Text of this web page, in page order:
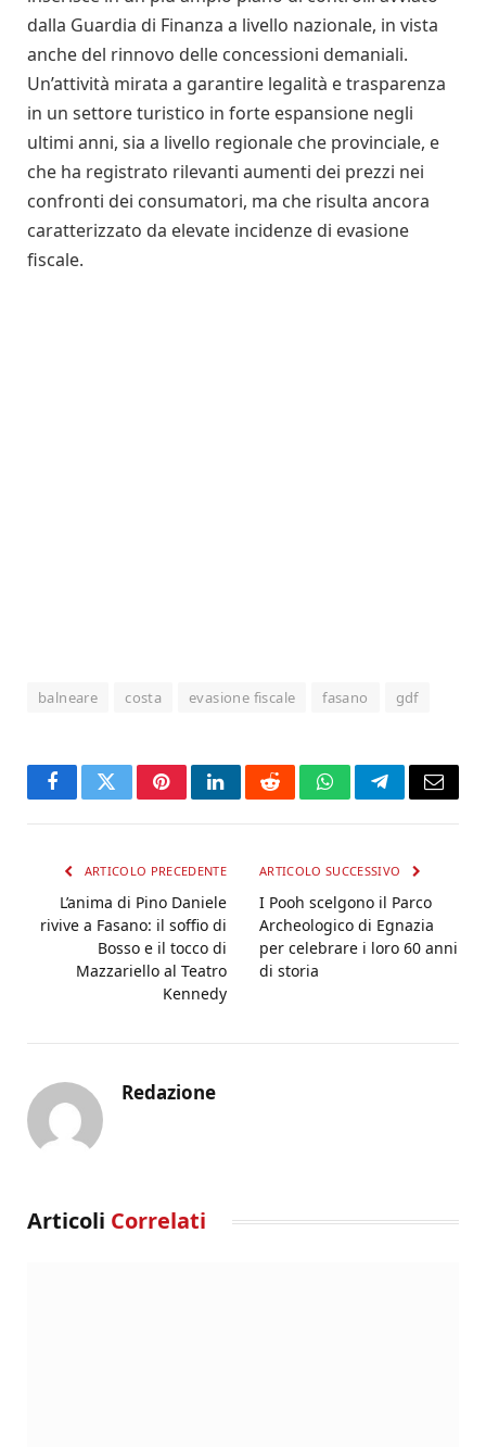
dalla Guardia di Finanza a livello nazionale, in vista
anche del rinnovo delle concessioni demaniali.
Un’attività mirata a garantire legalità e trasparenza
in un settore turistico in forte espansione negli
ultimi anni, sia a livello regionale che provinciale, e
che ha registrato rilevanti aumenti dei prezzi nei
confronti dei consumatori, ma che risulta ancora
caratterizzato da elevate incidenze di evasione
fiscale.
balneare costa evasione fiscale fasano gdf
FacebookTwitterPinterestLinkedInRedditWhatsAppTelegramEmail
ARTICOLO PRECEDENTE
L’anima di Pino Daniele
rivive a Fasano: il soffio di
Bosso e il tocco di
Mazzariello al Teatro
Kennedy
ARTICOLO SUCCESSIVO
I Pooh scelgono il Parco
Archeologico di Egnazia
per celebrare i loro 60 anni
di storia
Redazione
Articoli Correlati